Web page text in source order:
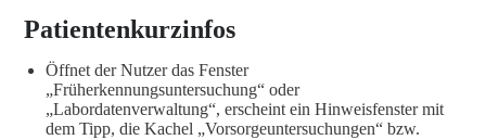
Patientenkurzinfos
Öffnet der Nutzer das Fenster
„Früherkennungsuntersuchung“ oder
„Labordatenverwaltung“, erscheint ein Hinweisfenster mit
dem Tipp, die Kachel „Vorsorgeuntersuchungen“ bzw.